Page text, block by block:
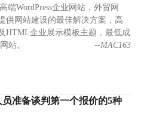
端WordPress企业网站，外贸网
供网站建设的最佳解决方案，高
HTML企业展示模板主题，最低成
站。
--MAC163
员准备谈判第一个报价的5种